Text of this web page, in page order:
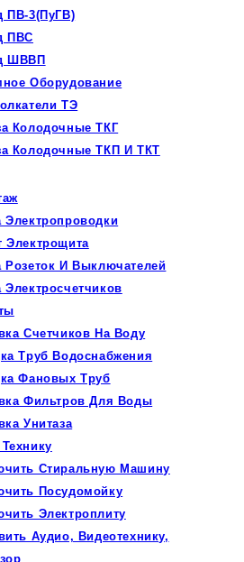
ПВ-3(ПуГВ)
ПВС
ШВВП
Оборудование
ТЭ
Колодочные ТКГ
Колодочные ТКП И ТКТ
Электропроводки
Электрощита
Розеток И Выключателей
Электросчетчиков
Счетчиков На Воду
Труб Водоснабжения
Фановых Труб
Фильтров Для Воды
Унитаза
Стиральную Машину
Посудомойку
Электроплиту
Аудио, Видеотехнику,